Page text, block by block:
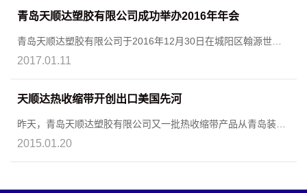
青岛天顺达塑胶有限公司成功举办2016年年会
青岛天顺达塑胶有限公司于2016年12月30日在城阳区翰源世纪
大酒店成功举办了一场别开生面的年会，同时庆祝天顺达公司成
立八周年。
2017.01.11
天顺达热收缩带开创出口美国先河
昨天，青岛天顺达塑胶有限公司又一批热收缩带产品从青岛装上
集装箱开赴美国，开创了该类产品向美国出口的先河。……
2015.01.20